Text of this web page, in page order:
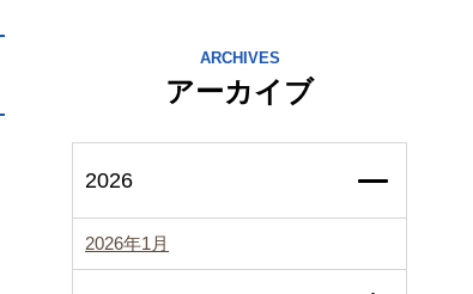
ARCHIVES
アーカイブ
2026
2026年1月